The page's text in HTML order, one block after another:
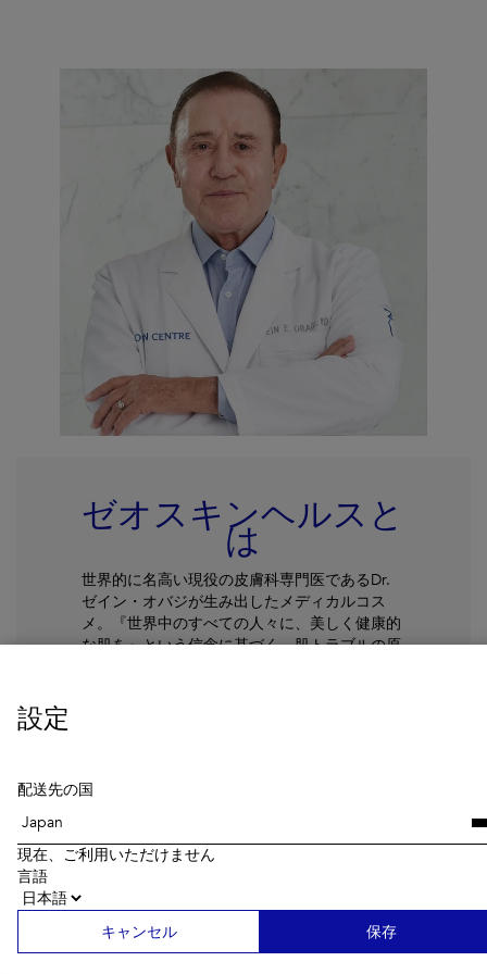
ゼオスキンヘルスと
は
世界的に名高い現役の皮膚科専門医であるDr.
ゼイン・オバジが生み出したメディカルコス
メ。『世界中のすべての人々に、美しく健康的
な肌を』という信念に基づく、肌トラブルの原
Getting Skin Ready®
ゼオスキンヘルスはシンプルな３ステップを提供します。
設定
配送先の国
現在、ご利用いただけません
言語
キャンセル 保存